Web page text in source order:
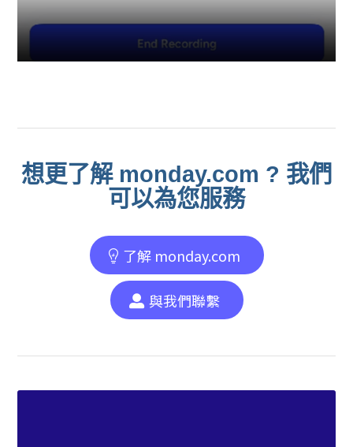
想更了解 monday.com ? 我們
可以為您服務
了解 monday.com
與我們聯繫